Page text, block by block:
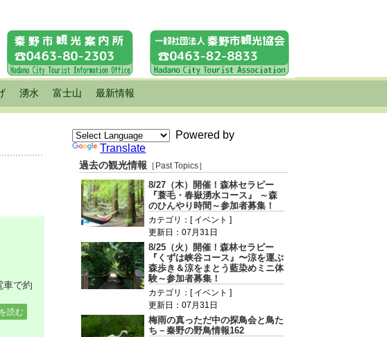
湧水 富士山 最新情報
車で約
読む
Powered by
Translate
過去の観光情報 ［Past Topics］
8/27（木）開催！森林セラピー
『蓑毛・春嶽湧水コース』 ～森
のひんやり時間～参加者募集！
カテゴリ：[ イベント ]
更新日：07月31日
8/25（火）開催！森林セラピー
『くずは峡谷コース』〜涼を運ぶ
森歩き＆涼をまとう藍染めミニ体
験～参加者募集！
カテゴリ：[ イベント ]
更新日：07月31日
梅雨の真っただ中の探鳥会と鳥た
ち－秦野の野鳥情報162